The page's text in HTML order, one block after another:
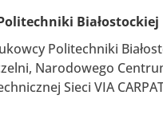
Białostockiej
Politechniki
Narodowego
Sieci VIA